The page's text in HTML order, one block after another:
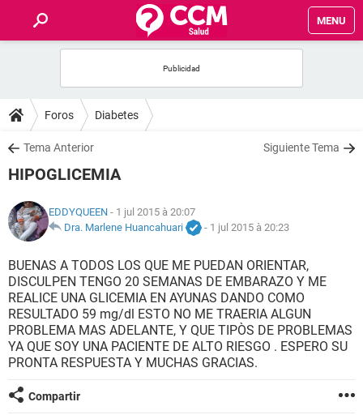
MENU
FORUMS
SALUD
NUTRICIÓN
BIENESTAR
SEXUALIDAD
GLOSARIO
Foros Diabetes
Tema Anterior Siguiente Tema
HIPOGLICEMIA
EDDYQUEEN - 1 jul 2015 à 20:07
Dra. Marlene Huancahuari
- 1 jul 2015 à 20:23
BUENAS A TODOS LOS QUE ME PUEDAN ORIENTAR,
DISCULPEN TENGO 20 SEMANAS DE EMBARAZO Y ME
REALICE UNA GLICEMIA EN AYUNAS DANDO COMO
RESULTADO 59 mg/dl ESTO NO ME TRAERIA ALGUN
PROBLEMA MAS ADELANTE, Y QUE TIPÒS DE PROBLEMAS
YA QUE SOY UNA PACIENTE DE ALTO RIESGO . ESPERO SU
PRONTA RESPUESTA Y MUCHAS GRACIAS.
Compartir